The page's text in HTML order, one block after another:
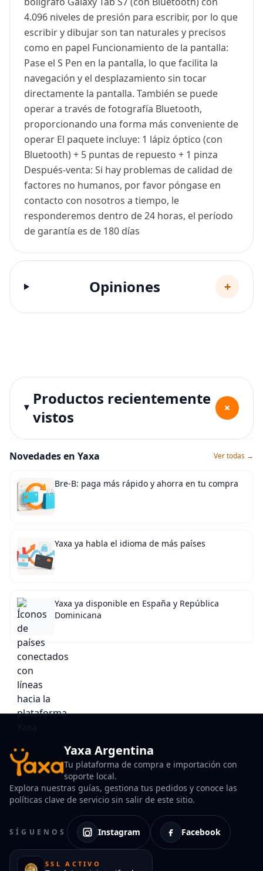
4.096 niveles de presión para escribir, por lo que
escribir y dibujar son tan naturales y precisos
como en papel Funcionamiento de la pantalla:
Pase el S Pen en la pantalla, lo que facilita la
navegación y el desplazamiento sin tocar
directamente la pantalla. También se puede
operar a través de fotografía Bluetooth,
proporcionando una forma más conveniente de
operar El paquete incluye: 1 lápiz óptico (con
Bluetooth) + 5 puntas de repuesto + 1 pinza
Después-venta: Si hay problemas de calidad de
factores no humanos, por favor póngase en
contacto con nosotros a tiempo, le
responderemos dentro de 24 horas, el período
de garantía es de 180 días
Opiniones +
Productos recientemente
vistos
+
Novedades en Yaxa Ver todas →
Bre-B: paga más rápido y ahorra en tu compra
Yaxa ya habla el idioma de más países
Yaxa ya disponible en España y República
Dominicana
Yaxa Argentina
Tu plataforma de compra e importación con
soporte local.
Explora nuestras guías, gestiona tus pedidos y conoce las
políticas clave de servicio sin salir de este sitio.
SÍGUENOS Instagram Facebook
SSL ACTIVO